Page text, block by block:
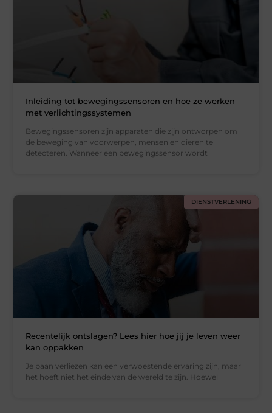
Inleiding tot bewegingssensoren en hoe ze werken
met verlichtingssystemen
Bewegingssensoren zijn apparaten die zijn ontworpen om
de beweging van voorwerpen, mensen en dieren te
detecteren. Wanneer een bewegingssensor wordt
DIENSTVERLENING
Recentelijk ontslagen? Lees hier hoe jij je leven weer
kan oppakken
Je baan verliezen kan een verwoestende ervaring zijn, maar
het hoeft niet het einde van de wereld te zijn. Hoewel